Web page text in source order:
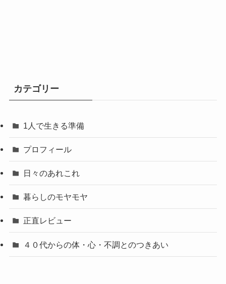
カテゴリー
1人で生きる準備
プロフィール
日々のあれこれ
暮らしのモヤモヤ
正直レビュー
４０代からの体・心・不調とのつきあい